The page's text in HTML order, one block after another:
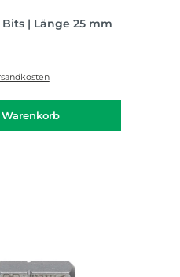
| Länge 25 mm